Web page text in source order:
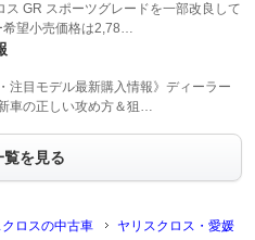
ス GR スポーツグレードを一部改良して
希望小売価格は2,78…
注目モデル最新購入情報》ディーラー
車の正しい攻め方＆狙…
覧を見る
クロスの中古車
ヤリスクロス・愛媛